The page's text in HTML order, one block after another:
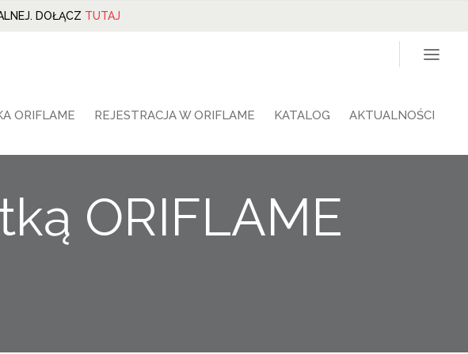
DOŁĄCZ TUTAJ
ORIFLAME REJESTRACJA W ORIFLAME KATALOG AKTUALNOŚCI
ORIFLAME